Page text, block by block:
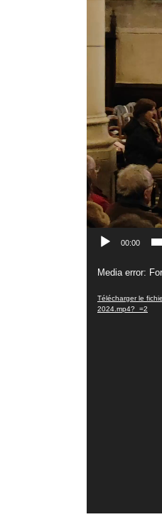
Lecteur
vidéo
00:00
Media error:
Télécharger le
2024.mp4?_=2